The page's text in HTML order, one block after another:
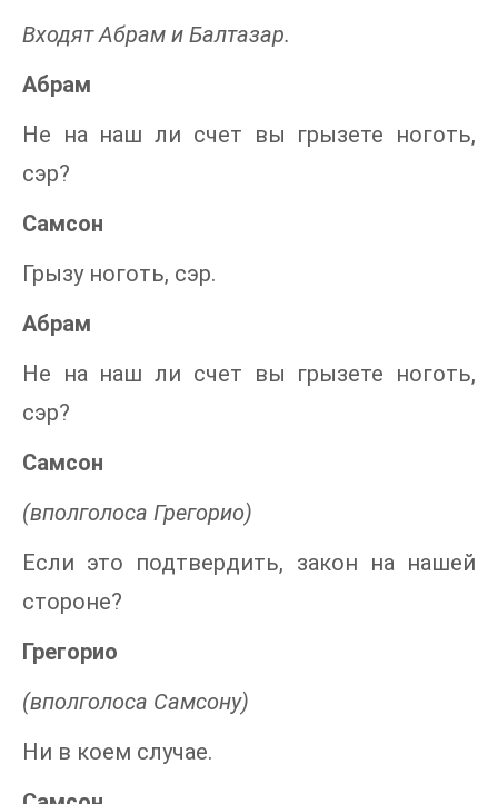
Входят Абрам и Балтазар.
Абрам
Не на наш ли счет вы грызете ноготь,
сэр?
Самсон
Грызу ноготь, сэр.
Абрам
Не на наш ли счет вы грызете ноготь,
сэр?
Самсон
(вполголоса Грегорио)
Если это подтвердить, закон на нашей
стороне?
Грегорио
(вполголоса Самсону)
Ни в коем случае.